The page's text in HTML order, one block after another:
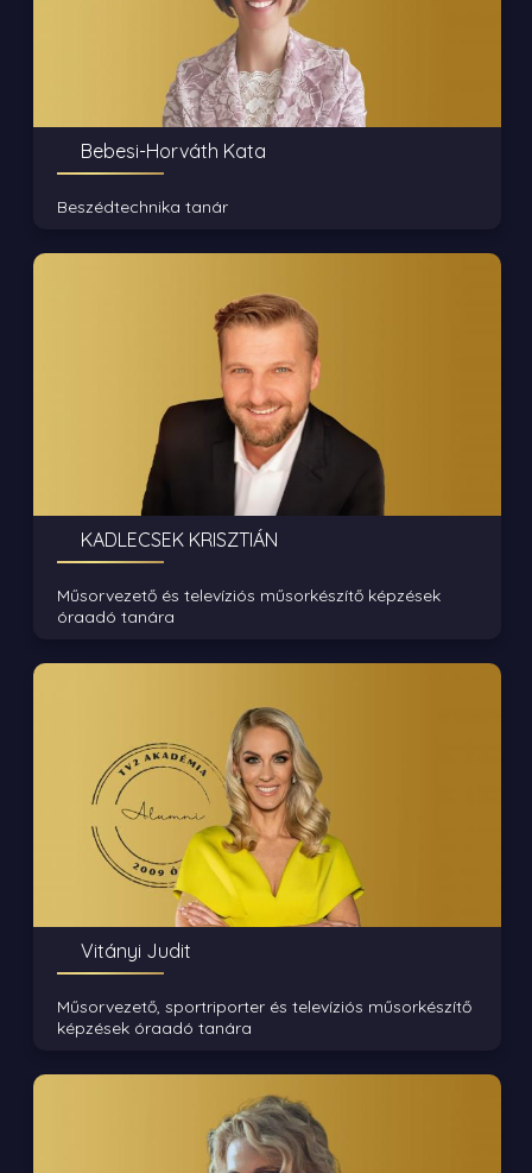
Bebesi-Horváth Kata
Beszédtechnika tanár
KADLECSEK KRISZTIÁN
Műsorvezető és televíziós műsorkészítő képzések
óraadó tanára
Vitányi Judit
Műsorvezető, sportriporter és televíziós műsorkészítő
képzések óraadó tanára